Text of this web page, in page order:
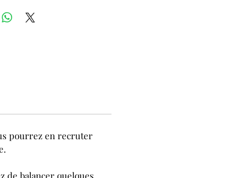
pourrez en recruter
de balancer quelques